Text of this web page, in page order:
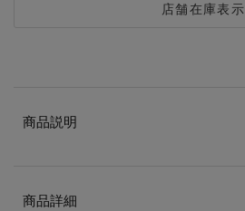
店舗在庫表示
商品説明
商品詳細